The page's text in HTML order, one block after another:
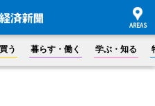
買う 暮らす・働く 学ぶ・知る